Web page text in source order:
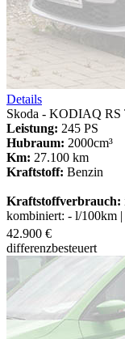
Details
Skoda - KODIAQ RS
Leistung: 245 PS
Hubraum: 2000cm³
Km: 27.100 km
Kraftstoff: Benzin
Kraftstoffverbrauch:
kombiniert: - l/100km |
42.900 €
differenzbesteuert